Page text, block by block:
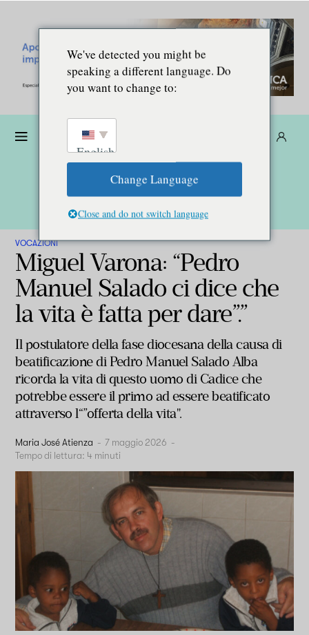
VOCAZIONI
Miguel Varona: “Pedro
Manuel Salado ci dice che
la vita è fatta per dare”.”
Il postulatore della fase diocesana della causa di
beatificazione di Pedro Manuel Salado Alba
ricorda la vita di questo uomo di Cadice che
potrebbe essere il primo ad essere beatificato
attraverso l“”offerta della vita".
Maria José Atienza - 7 maggio 2026 -
Tempo di lettura: 4 minuti
We've detected you might be
speaking a different language. Do
you want to change to:
English
Change Language
Close and do not switch language